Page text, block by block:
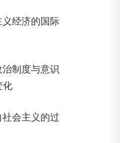
经济的国际
制度与意识
化
会主义的过